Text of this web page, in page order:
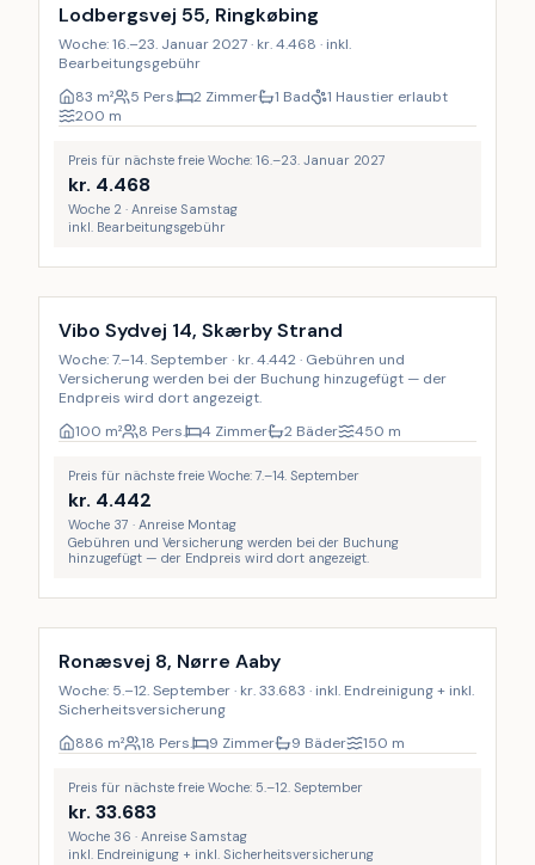
Lodbergsvej 55, Ringkøbing
Woche: 16.–23. Januar 2027 · kr. 4.468 · inkl.
Bearbeitungsgebühr
83 m² 5 Pers. 2 Zimmer 1 Bad
1 Haustier erlaubt
200 m
Preis für nächste freie Woche: 16.–23. Januar 2027
kr. 4.468
Woche 2 · Anreise Samstag
inkl. Bearbeitungsgebühr
Vibo Sydvej 14, Skærby Strand
Woche: 7.–14. September · kr. 4.442 · Gebühren und
Versicherung werden bei der Buchung hinzugefügt — der
Endpreis wird dort angezeigt.
100 m² 8 Pers. 4 Zimmer 2 Bäder 450 m
Preis für nächste freie Woche: 7.–14. September
kr. 4.442
Woche 37 · Anreise Montag
Gebühren und Versicherung werden bei der Buchung
hinzugefügt — der Endpreis wird dort angezeigt.
Inkl. Endreinigung
Ronæsvej 8, Nørre Aaby
Woche: 5.–12. September · kr. 33.683 · inkl. Endreinigung + inkl.
Sicherheitsversicherung
886 m² 18 Pers. 9 Zimmer 9 Bäder 150 m
Preis für nächste freie Woche: 5.–12. September
kr. 33.683
Woche 36 · Anreise Samstag
inkl. Endreinigung + inkl. Sicherheitsversicherung